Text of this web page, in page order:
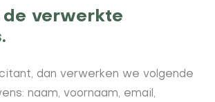
verwerkte
dan verwerken we volgende
naam, voornaam, email,